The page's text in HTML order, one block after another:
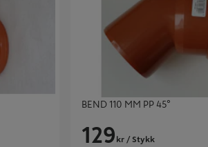
BEND 110 MM PP 45°
129 kr / Stykk